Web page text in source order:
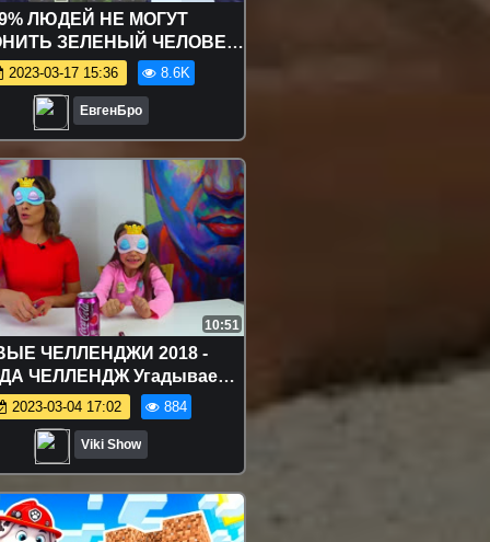
ЛЮДЕЙ НЕ МОГУТ
ЗЕЛЕНЫЙ ЧЕЛОВЕК
В МАЙНКРАФТ
ЛОВУШКА ДЛЯ НУБА
MINECRAFT
2023-03-17 15:36 8.6K
ЕвгенБро
10:51
ЧЕЛЛЕНДЖИ 2018 -
ЧЕЛЛЕНДЖ Угадываем
Для Губ со Вкусом
Напитков Вика
Мамы / Вики Шоу
2023-03-04 17:02 884
Viki Show